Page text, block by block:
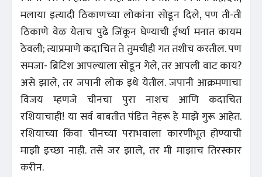
मलाया इत्यादी ठिकाणच्या लोकांना सोडून दिले, पण ती-ती
ठिकाणे वेळ येताच पुढे जिंकून घेण्याची ईर्ष्या मनात कायम
ठेवली; त्याप्रमाणे कदाचित ते तुमचीही गत तशीच करतील. पण
समजा- ब्रिटिश आपल्याला सोडून गेले, तर आपली वाट काय?
असे झाले, तर जपानी लोक इथे येतील. जपानी आक्रमणाचा
विजय म्हणजे चीनचा पुरा नाशच आणि कदाचित
रशियाचाही! या सर्व बाबतीत पंडित नेहरू हे माझे गुरू आहेत.
रशियाच्या किंवा चीनच्या पराभवाला कारणीभूत होण्याची
माझी इच्छा नाही. तसे जर झाले, तर मी माझाच तिरस्कार
करीन.